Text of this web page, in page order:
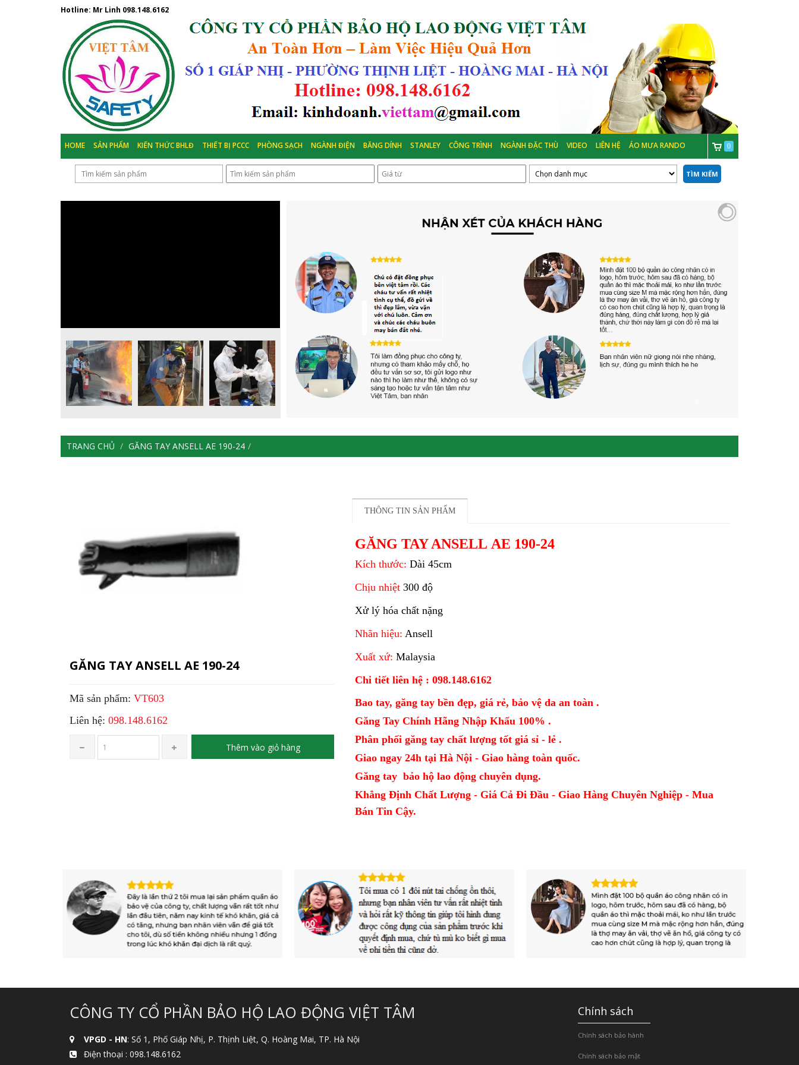
Hotline: Mr Linh 098.148.6162
HOME SẢN PHẨM KIẾN THỨC BHLĐ THIẾT BỊ PCCC PHÒNG SẠCH NGÀNH ĐIỆN BĂNG DÍNH STANLEY CÔNG TRÌNH NGÀNH ĐẶC THÙ VIDEO LIÊN HỆ ÁO MƯA RANDO 0
TÌM KIẾM
TRANG CHỦ GĂNG TAY ANSELL AE 190-24
GĂNG TAY ANSELL AE 190-24
Mã sản phẩm: VT603
Liên hệ: 098.148.6162
Thêm vào giỏ hàng
THÔNG TIN SẢN PHẨM
GĂNG TAY ANSELL AE 190-24
Kích thước: Dài 45cm
Chịu nhiệt 300 độ
Xử lý hóa chất nặng
Nhãn hiệu: Ansell
Xuất xứ: Malaysia
Chi tiết liên hệ : 098.148.6162
Bao tay, găng tay bền đẹp, giá rẻ, bảo vệ da an toàn .
Găng Tay Chính Hãng Nhập Khẩu 100% .
Phân phối găng tay chất lượng tốt giá sỉ - lẻ .
Giao ngay 24h tại Hà Nội - Giao hàng toàn quốc.
Găng tay bảo hộ lao động chuyên dụng.
Khẳng Định Chất Lượng - Giá Cả Đi Đầu - Giao Hàng Chuyên Nghiệp - Mua
Bán Tin Cậy.
CÔNG TY CỔ PHẦN BẢO HỘ LAO ĐỘNG VIỆT TÂM
VPGD - HN: Số 1, Phố Giáp Nhị, P. Thịnh Liệt, Q. Hoàng Mai, TP. Hà Nội
Điện thoại : 098.148.6162
Chính sách
Chính sách bảo hành
Chính sách bảo mật